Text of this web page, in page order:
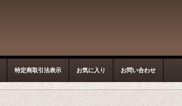
特定商取引法表示 お気に入り お問い合わせ